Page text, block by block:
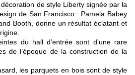
de style Liberty signée par la
de San Francisco : Pamela Babey
Booth, donne un résultat éclatant et
du hall d’entrée sont d’une rare
de l’époque de la construction de la
les parquets en bois sont de style